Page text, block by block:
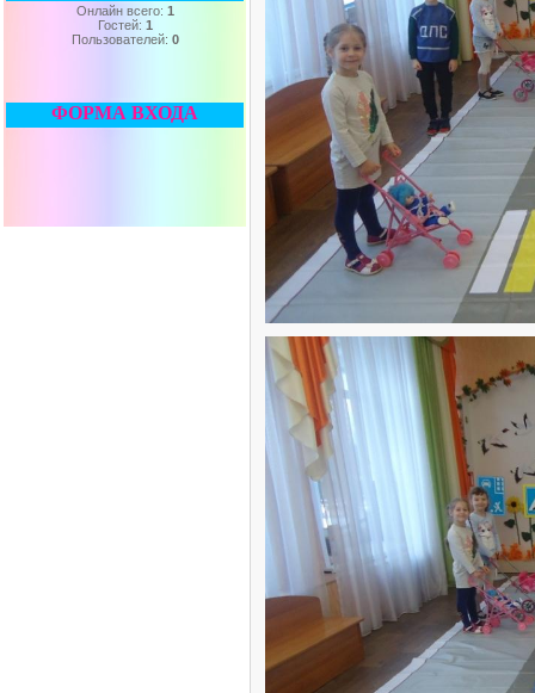
Онлайн всего: 1
Гостей: 1
Пользователей: 0
ФОРМА ВХОДА